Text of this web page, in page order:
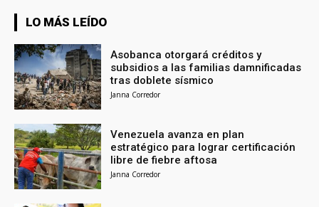
LO MÁS LEÍDO
Asobanca otorgará créditos y
subsidios a las familias damnificadas
tras doblete sísmico
Janna Corredor
Venezuela avanza en plan
estratégico para lograr certificación
libre de fiebre aftosa
Janna Corredor